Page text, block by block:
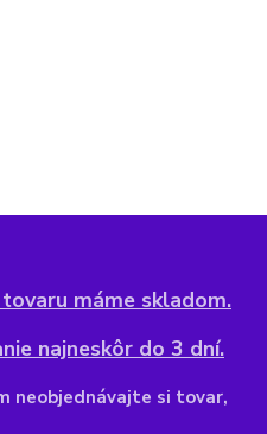
máme skladom.
najneskôr do 3 dní.
neobjednávajte si tovar,